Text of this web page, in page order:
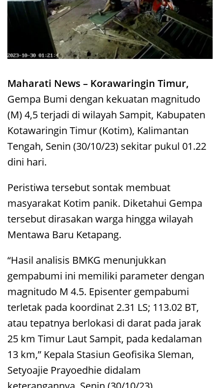
Maharati News – Korawaringin Timur,
Gempa Bumi dengan kekuatan magnitudo
(M) 4,5 terjadi di wilayah Sampit, Kabupaten
Kotawaringin Timur (Kotim), Kalimantan
Tengah, Senin (30/10/23) sekitar pukul 01.22
dini hari.
Peristiwa tersebut sontak membuat
masyarakat Kotim panik. Diketahui Gempa
tersebut dirasakan warga hingga wilayah
Mentawa Baru Ketapang.
“Hasil analisis BMKG menunjukkan
gempabumi ini memiliki parameter dengan
magnitudo M 4.5. Episenter gempabumi
terletak pada koordinat 2.31 LS; 113.02 BT,
atau tepatnya berlokasi di darat pada jarak
25 km Timur Laut Sampit, pada kedalaman
13 km,” Kepala Stasiun Geofisika Sleman,
Setyoajie Prayoedhie didalam